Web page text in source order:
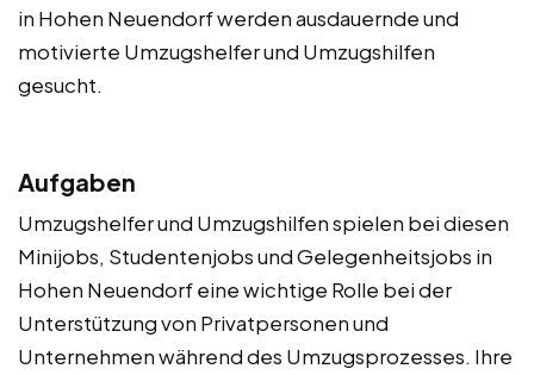
in Hohen Neuendorf werden ausdauernde und
motivierte Umzugshelfer und Umzugshilfen
gesucht.
Aufgaben
Umzugshelfer und Umzugshilfen spielen bei diesen
Minijobs, Studentenjobs und Gelegenheitsjobs in
Hohen Neuendorf eine wichtige Rolle bei der
Unterstützung von Privatpersonen und
Unternehmen während des Umzugsprozesses. Ihre